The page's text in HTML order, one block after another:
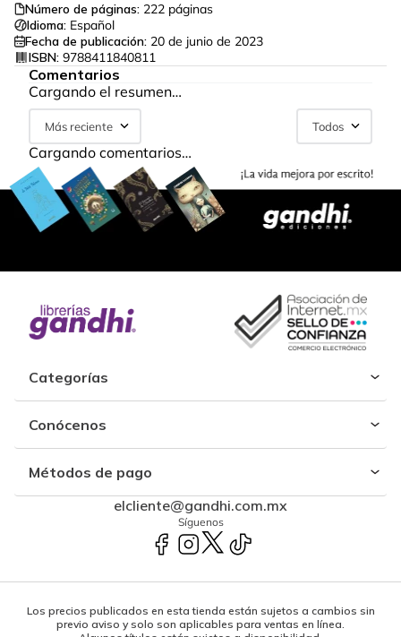
Número de páginas: 222 páginas
Idioma: Español
Fecha de publicación: 20 de junio de 2023
ISBN: 9788411840811
Comentarios
Cargando el resumen…
Más reciente Todos
Cargando comentarios…
Categorías
Conócenos
Métodos de pago
elcliente@gandhi.com.mx
Síguenos
Los precios publicados en esta tienda están sujetos a cambios sin
previo aviso y solo son aplicables para ventas en línea.